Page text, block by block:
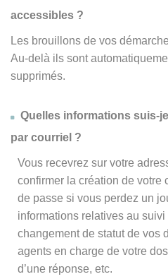
accessibles ?
Les brouillons de vos
Au-delà ils sont
supprimés.
Quelles informations suis-
par courriel ?
Vous recevrez sur votre
confirmer la création de votre
de passe si vous perdez un
informations relatives au
changement de statut de vos
agents en charge de votre
d’une réponse, etc.